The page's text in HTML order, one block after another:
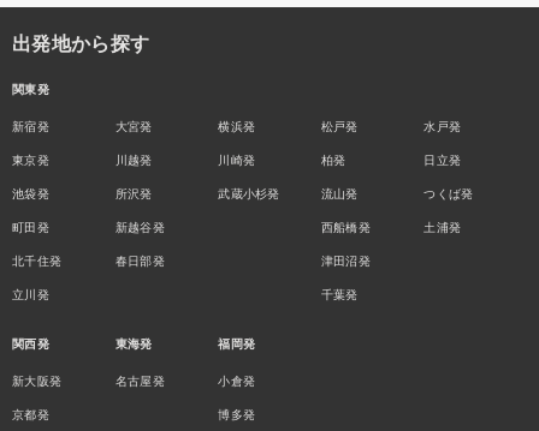
出発地から探す
関東発
新宿発
東京発
池袋発
町田発
北千住発
立川発
大宮発
川越発
所沢発
新越谷発
春日部発
横浜発
川崎発
武蔵小杉発
松戸発
柏発
流山発
西船橋発
津田沼発
千葉発
水戸発
日立発
つくば発
土浦発
関西発
新大阪発
京都発
東海発
名古屋発
福岡発
小倉発
博多発